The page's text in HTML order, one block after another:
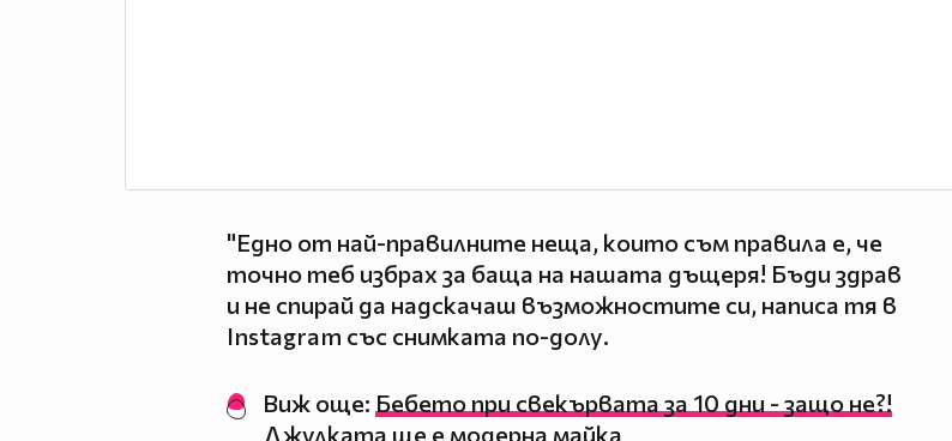
"Едно от най-правилните неща, които съм правила е, че
точно теб избрах за баща на нашата дъщеря! Бъди здрав
и не спирай да надскачаш възможностите си, написа тя в
Instagram със снимката по-долу.
Виж още: Бебето при свекървата за 10 дни - защо не?!
Джулката ще е модерна майка